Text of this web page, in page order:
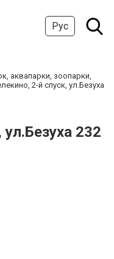
Рус
аквапарки, зоопарки,
2-й спуск, ул.Безуха
232